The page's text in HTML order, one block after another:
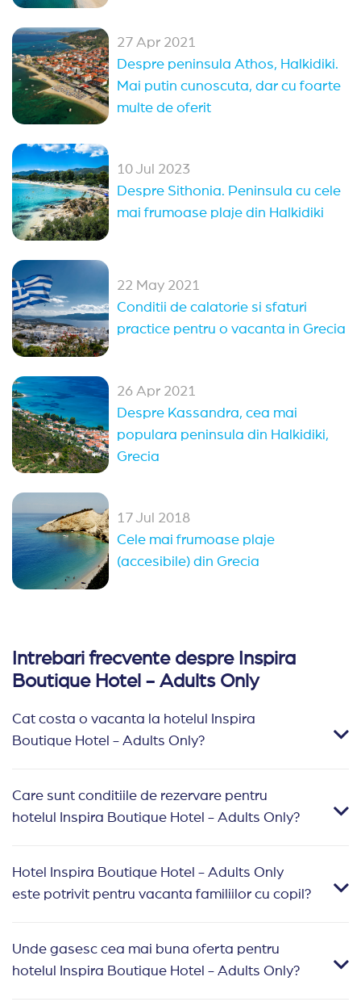
27 Apr 2021
Despre peninsula Athos, Halkidiki.
Mai putin cunoscuta, dar cu foarte
multe de oferit
10 Jul 2023
Despre Sithonia. Peninsula cu cele
mai frumoase plaje din Halkidiki
22 May 2021
Conditii de calatorie si sfaturi
practice pentru o vacanta in Grecia
26 Apr 2021
Despre Kassandra, cea mai
populara peninsula din Halkidiki,
Grecia
17 Jul 2018
Cele mai frumoase plaje
(accesibile) din Grecia
Intrebari frecvente despre Inspira
Boutique Hotel - Adults Only
Cat costa o vacanta la hotelul Inspira
Boutique Hotel - Adults Only?
Care sunt conditiile de rezervare pentru
hotelul Inspira Boutique Hotel - Adults Only?
Hotel Inspira Boutique Hotel - Adults Only
este potrivit pentru vacanta familiilor cu copil?
Unde gasesc cea mai buna oferta pentru
hotelul Inspira Boutique Hotel - Adults Only?